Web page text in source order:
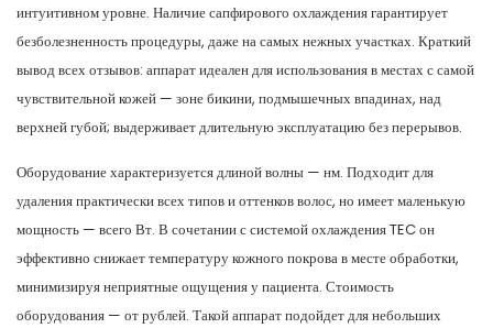
интуитивном уровне. Наличие сапфирового охлаждения гарантирует
безболезненность процедуры, даже на самых нежных участках. Краткий
вывод всех отзывов: аппарат идеален для использования в местах с самой
чувствительной кожей — зоне бикини, подмышечных впадинах, над
верхней губой; выдерживает длительную эксплуатацию без перерывов.
Оборудование характеризуется длиной волны — нм. Подходит для
удаления практически всех типов и оттенков волос, но имеет маленькую
мощность — всего Вт. В сочетании с системой охлаждения TEC он
эффективно снижает температуру кожного покрова в месте обработки,
минимизируя неприятные ощущения у пациента. Стоимость
оборудования — от рублей. Такой аппарат подойдет для небольших